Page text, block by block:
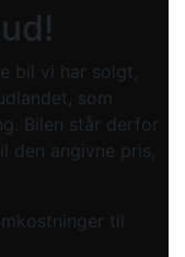
bil vi har solgt,
som
Bilen står derfor
den angivne pris,
til